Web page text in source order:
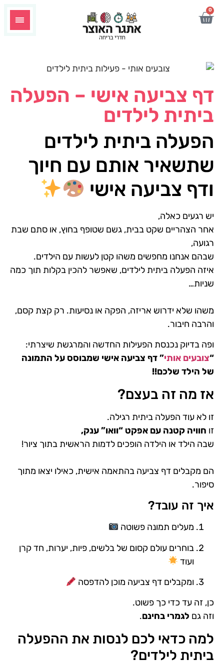
0
דף צביעה אישי – הפעלה
ביתית לילדים
הפעלה ביתית לילדים
שתשאיר אותם עם חיוך
ודף צביעה אישי
יש רגעים כאלה,
אחר הצהריים שקט בבית, גשם שטופף בחוץ, או סתם שבת
רגועה,
שבהם אנחנו מחפשים משהו קטן לעשות עם הילדים.
איזה הפעלה ביתית לילדים, שאפשר להכין בקלות תוך כמה
שניות…
משהו שלא ידרוש אריזה, הפקה או נסיעות. רק קצת קסם,
והרבה חיבור.
ופה בדיוק נכנסת הפעילות החדשה והמרגשת שיצרתי:
“צובעים אותי” דף צביעה אישי שמבוסס על התמונה
של הילד שלכם!!
אז מה זה בעצם?
זו לא עוד הפעלה ביתית רגילה.
זו חוויה קטנה עם אפקט “וואו” ענק,
שבה הילד או הילדה הופכים לדמות הראשית בתוך ציור!
הם מקבלים דף צביעה בהתאמה אישית, כאילו יצאו מתוך
סיפור.
איך זה עובד?
מעלים תמונה פשוטה
בוחרים עולם קסום של בלשים, פיות, יערות, חד קרן
ועוד
ומקבלים דף צביעה מוכן להדפסה
כן, זה עד כדי כך פשוט.
וזה גם לגמרי בחינם.
למה כדאי לכם לנסות את ההפעלה
ביתית לילדים?